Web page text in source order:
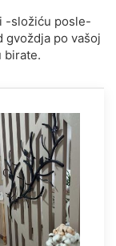
-složiću posle-
gvoždja po vašoj
birate.